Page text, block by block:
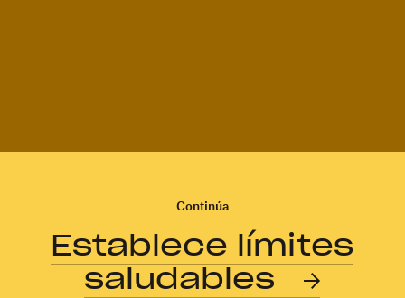
Continúa
Establece límites
saludables